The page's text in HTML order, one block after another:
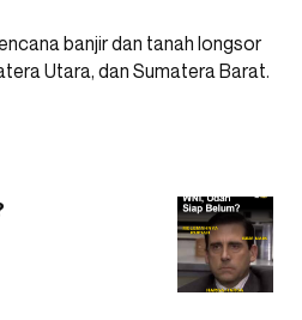
banjir dan tanah longsor
Utara, dan Sumatera Barat.